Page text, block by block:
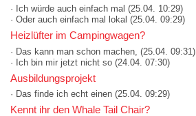
· Ich würde auch einfach mal (25.04. 10:29)
· Oder auch einfach mal lokal (25.04. 09:29)
Heizlüfter im Campingwagen?
· Das kann man schon machen, (25.04. 09:31)
· Ich bin mir jetzt nicht so (24.04. 07:30)
Ausbildungsprojekt
· Das finde ich echt einen (25.04. 09:29)
Kennt ihr den Whale Tail Chair?